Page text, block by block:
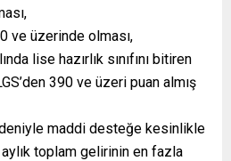
ve üzerinde olması,
lise hazırlık sınıfını bitiren
390 ve üzeri puan almış
maddi desteğe kesinlikle
toplam gelirinin en fazla